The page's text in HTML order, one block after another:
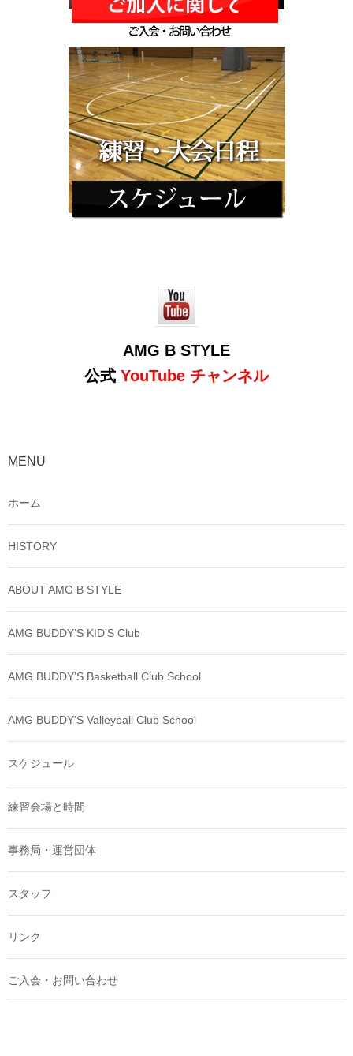
AMG B STYLE
公式 YouTube チャンネル
MENU
ホーム
HISTORY
ABOUT AMG B STYLE
AMG BUDDY’S KID’S Club
AMG BUDDY’S Basketball Club School
AMG BUDDY’S Valleyball Club School
スケジュール
練習会場と時間
事務局・運営団体
スタッフ
リンク
ご入会・お問い合わせ